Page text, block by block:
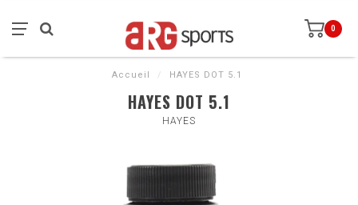
0
Accueil / HAYES DOT 5.1
HAYES DOT 5.1
HAYES